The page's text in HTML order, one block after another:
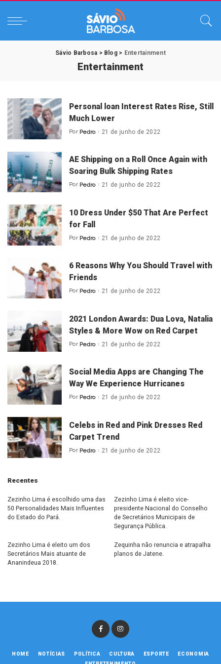
Sávio Barbosa > Blog> Entertainment
Entertainment
Personal loan Interest Rates Rise, Still
Much Lower
Posted
Por Pedro 21 de junho de 2022
AE Shipping on a Roll Once Again with
Soaring Bulk Shipping Rates
Posted
Por Pedro 21 de junho de 2022
10 Dress Under $50 That Are Perfect
for Fall
Posted
Por Pedro 21 de junho de 2022
6 Reasons Why You Should Travel with
Friends
Posted
Por Pedro 21 de junho de 2022
2021 London Awards: Dua Lova, Natalia
Styles & More Wow on Red Carpet
Posted
Por Pedro 21 de junho de 2022
Social Media Apps are Changing The
Way We Experience Hurricanes
Posted
Por Pedro 21 de junho de 2022
Celebs in Red and Pink Dresses Red
Carpet Trend
Posted
Por Pedro 21 de junho de 2022
Recentes
Zezinho Lima é escolhido uma das
50 Personalidades Mais Influentes
do Estado do Pará.
Zezinho Lima é eleito vice-
presidente Nacional do Conselho
de Secretários Municipais de
Segurança Pública.
Zezinho Lima é eleito um dos
Secretários Mais atuante de
Ananindeua 2018.
Zequinha não renuncia e atrapalha
planos de Jatene.
HOME NOTÍCIAS POLÍTICA CULTURA ESPORTE
ECONOMIA